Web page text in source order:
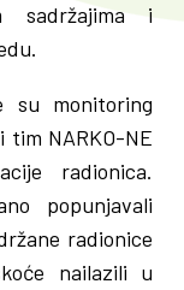
sadržajima i
su monitoring
NARKO-NE
radionica.
popunjavali
radionice
nailazili u